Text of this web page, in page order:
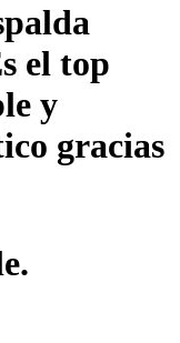
el top
y
gracias